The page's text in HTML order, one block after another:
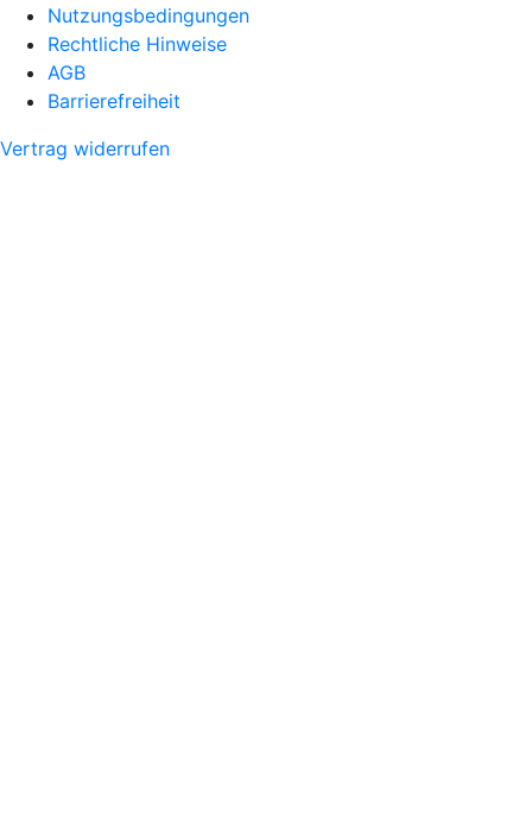
Nutzungsbedingungen
Rechtliche Hinweise
AGB
Barrierefreiheit
Vertrag widerrufen